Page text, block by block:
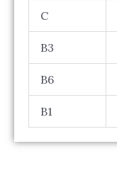
C
B3
B6
B1